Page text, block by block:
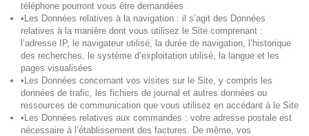
téléphone pourront vous être demandées
•Les Données relatives à la navigation : il s’agit des Données
relatives à la manière dont vous utilisez le Site comprenant :
l’adresse IP, le navigateur utilisé, la durée de navigation, l’historique
des recherches, le système d’exploitation utilisé, la langue et les
pages visualisées
•Les Données concernant vos visites sur le Site, y compris les
données de trafic, les fichiers de journal et autres données ou
ressources de communication que vous utilisez en accédant à le Site
•Les Données relatives aux commandes : votre adresse postale est
nécessaire à l’établissement des factures. De même, vos